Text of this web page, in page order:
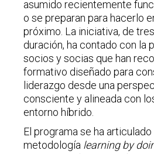
asumido recientemente
o se preparan para hacerlo
próximo. La iniciativa, de
duración, ha contado con la
socios y socias que han
formativo diseñado para
liderazgo desde una
consciente y alineada con
entorno híbrido.
El programa se ha
metodología learning by